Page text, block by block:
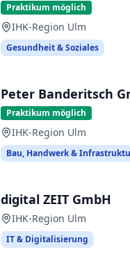
Praktikum möglich
IHK-Region Ulm
Gesundheit & Soziales
Peter Banderitsch
Praktikum möglich
IHK-Region Ulm
Bau, Handwerk &
digital ZEIT GmbH
IHK-Region Ulm
IT & Digitalisierung